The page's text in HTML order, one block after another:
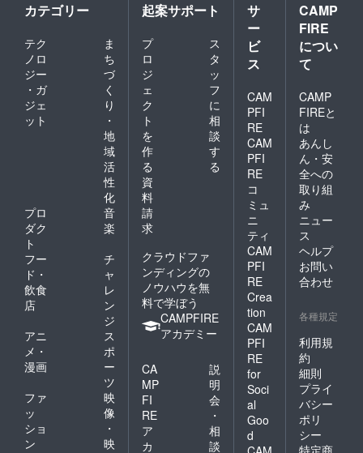
カテゴリー
テク
ノロ
ジー
・ガ
ジェ
ット
ま
ち
づ
く
り
・
地
域
活
性
化
プロ
ダク
ト
音
楽
フー
ド・
飲食
店
チ
ャ
レ
ン
ジ
アニ
メ・
漫画
ス
ポ
ー
ツ
ファ
ッ
ショ
ン
映
像
・
映
起案サポート
プ
ロ
ジ
ェ
ク
ト
を
作
る
ス
タ
ッ
フ
に
相
談
す
る
資
料
請
求
クラウドファ
ンディングの
ノウハウを無
料で学ぼう
CAMPFIRE
アカデミー
CA
MP
FI
RE
ア
カ
説
明
会
・
相
談
サ
ー
ビ
ス
CAM
PFI
RE
CAM
PFI
RE
コ
ミュ
ニ
ティ
CAM
PFI
RE
Crea
tion
CAM
PFI
RE
for
Soci
al
Goo
d
CAMP
FIRE
につい
て
CAMP
FIREと
は
あんし
ん・安
全への
取り組
み
ニュー
ス
ヘルプ
お問い
合わせ
各種規定
利用規
約
細則
プライ
バシー
ポリ
シー